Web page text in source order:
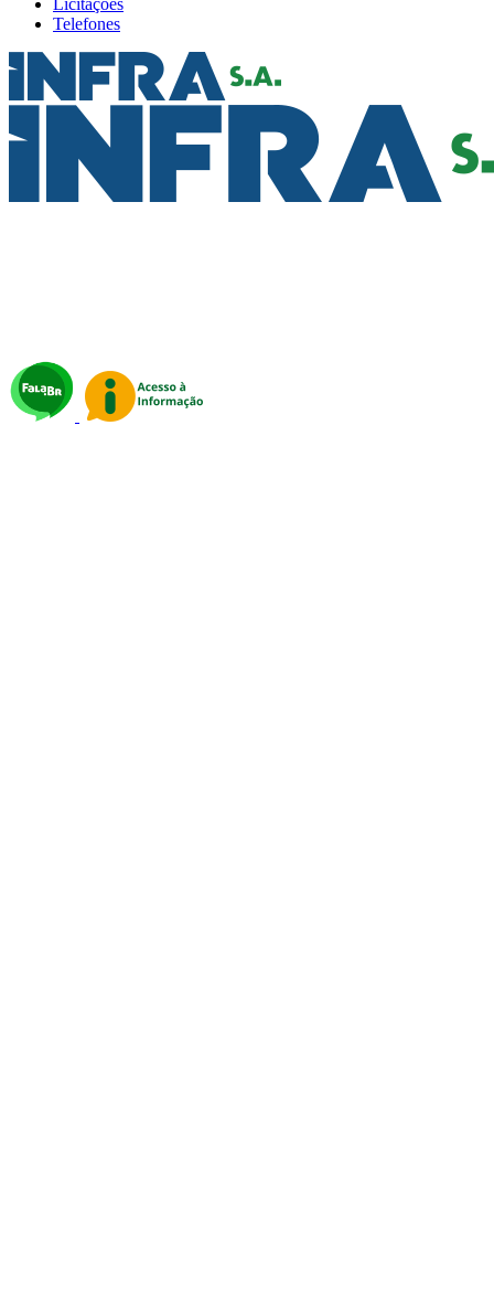
Licitações
Telefones